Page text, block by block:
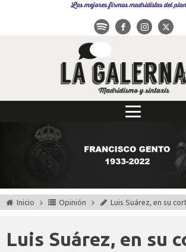
Las mejores firmas madridistas del
Inicio Opinión Luis Suárez, en su
Luis Suárez, en su